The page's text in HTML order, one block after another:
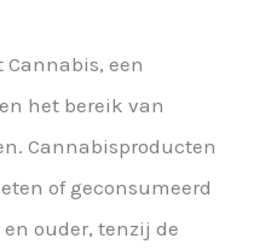
Cannabis, een
het bereik van
Cannabisproducten
of geconsumeerd
ouder, tenzij de